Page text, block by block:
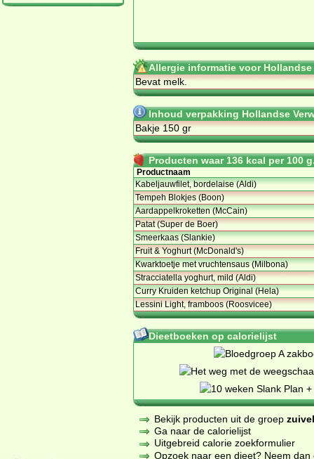
Allergie informatie voor
Bevat melk.
Inhoud verpakking Hollandse
Bakje 150 gr
Producten waar 136 kcal per 100
Productnaam
Kabeljauwfilet, bordelaise (Aldi)
Tempeh Blokjes (Boon)
Aardappelkroketten (McCain)
Patat (Super de Boer)
Smeerkaas (Slankie)
Fruit & Yoghurt (McDonald's)
Kwarktoetje met vruchtensaus (Milbona)
Stracciatella yoghurt, mild (Aldi)
Curry Kruiden ketchup Original (Hela)
Lessini Light, framboos (Roosvicee)
Dieetboeken op calorielijst
Bekijk producten uit de groep
Ga naar de calorielijst
Uitgebreid calorie zoekformulier
Opzoek naar een dieet? Neem